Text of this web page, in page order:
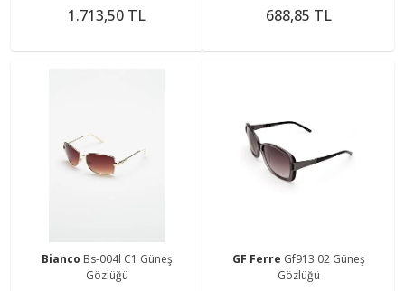
1.713,50 TL 688,85 TL
Bianco Bs-004l C1 Güneş
Gözlüğü
GF Ferre Gf913 02 Güneş
Gözlüğü